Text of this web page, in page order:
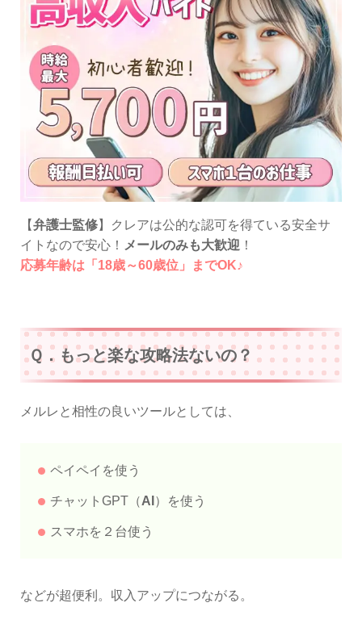
【弁護士監修】クレアは公的な認可を得ている安全サ
イトなので安心！ メールのみも大歓迎 ！
応募年齢は「18歳～60歳位」までOK♪
Ｑ．もっと楽な攻略法ないの？
メルレと相性の良いツールとしては、
ペイペイを使う
チャットGPT（AI ）を使う
スマホを２台使う
などが超便利。収入アップにつながる。